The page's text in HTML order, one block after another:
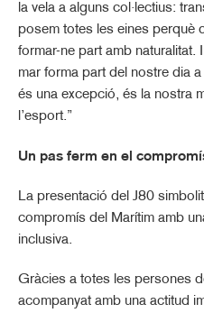
la vela a alguns col·lectius:
posem totes les eines perquè
formar-ne part amb naturalitat.
mar forma part del nostre dia
és una excepció, és la nostra
l’esport.”
Un pas ferm en el
La presentació del J80
compromís del Marítim amb
inclusiva.
Gràcies a totes les persones
acompanyat amb una actitud